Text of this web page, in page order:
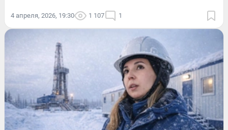
4 апреля, 2026, 19:30 1 107 1